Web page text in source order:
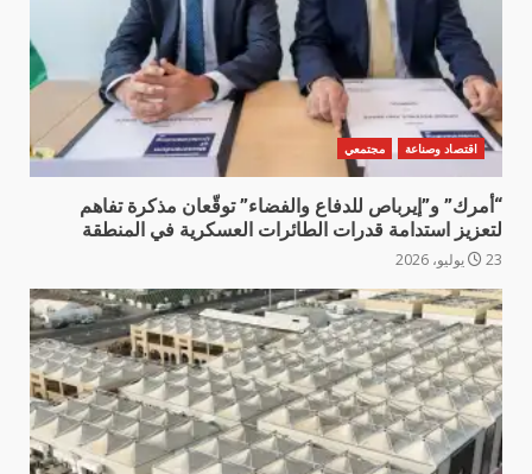
اقتصاد وصناعة مجتمعي
“أمرك” و”إيرباص للدفاع والفضاء” توقّعان مذكرة تفاهم
لتعزيز استدامة قدرات الطائرات العسكرية في المنطقة
23 يوليو، 2026